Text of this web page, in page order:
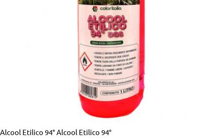
Alcool Etilico 94°Alcool Etilico 94°